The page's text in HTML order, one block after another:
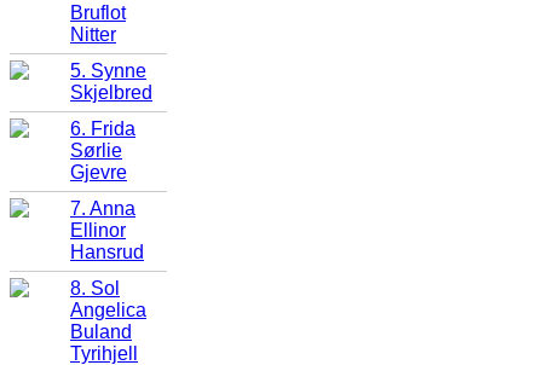
Bruflot
Nitter
5. Synne
Skjelbred
6. Frida
Sørlie
Gjevre
7. Anna
Ellinor
Hansrud
8. Sol
Angelica
Buland
Tyrihjell